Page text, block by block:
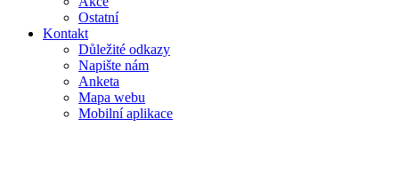
Ostatní
Kontakt
Důležité odkazy
Napište nám
Anketa
Mapa webu
Mobilní aplikace